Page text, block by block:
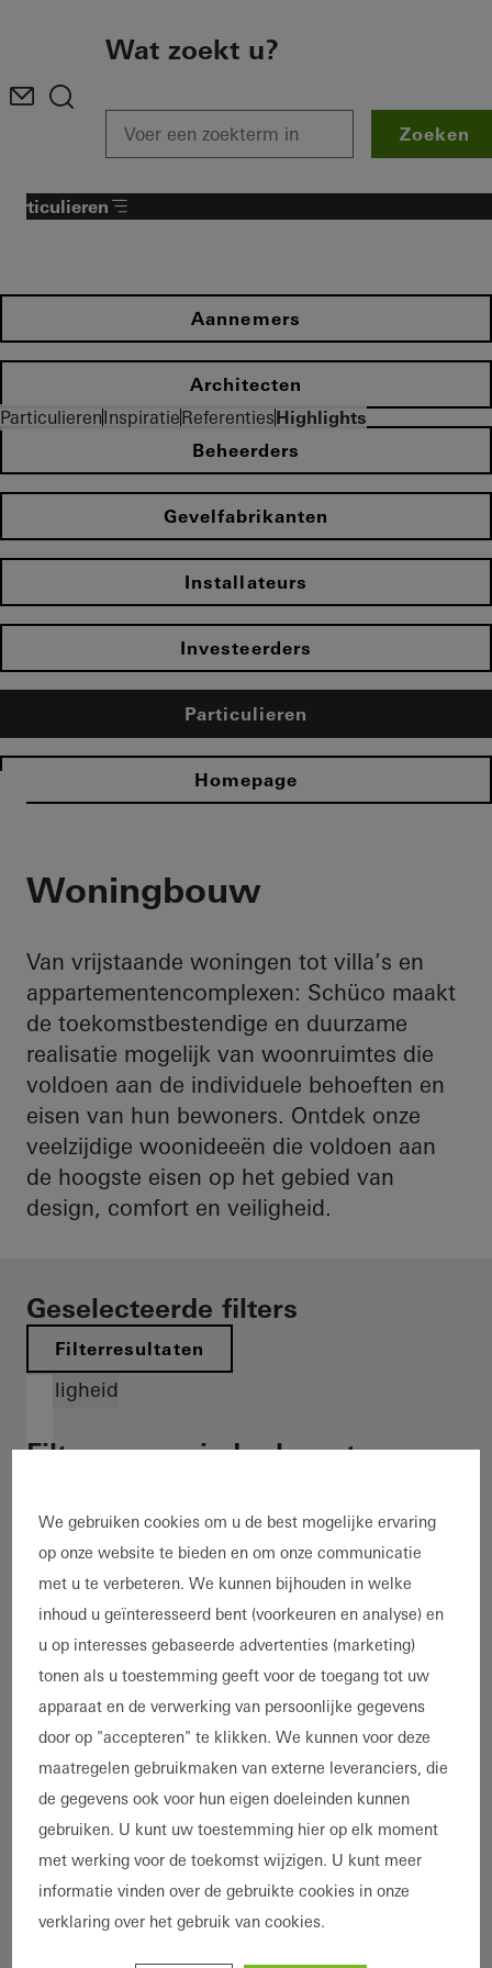
Wat zoekt u?
Zoeken
ParticulierenInspiratieReferentiesHighlights
Particulieren
Aannemers
Architecten
Beheerders
Gevelfabrikanten
Installateurs
Investeerders
Particulieren
Homepage
Woningbouw
Van vrijstaande woningen tot villa’s en
appartementencomplexen: Schüco maakt
de toekomstbestendige en duurzame
realisatie mogelijk van woonruimtes die
voldoen aan de individuele behoeften en
eisen van hun bewoners. Ontdek onze
veelzijdige woonideeën die voldoen aan
de hoogste eisen op het gebied van
design, comfort en veiligheid.
Geselecteerde filters
Filterresultaten
Veiligheid
Filter nu en vind relevante
2 Referenties
2 Referenties weergeven
Kenmerk
NieuwbouwEnergie-efficiëntiePassiefhuisLEED
WeerstandDesign en esthetiek
Gebouwtype
WoningAppartementencomplex
Wonen en levenMixed-use projecten
Product
RamenDeurenSchuifdeurenVliesgevels
We gebruiken cookies om u de best mogelijke ervaring
op onze website te bieden en om onze communicatie
met u te verbeteren. We kunnen bijhouden in welke
inhoud u geïnteresseerd bent (voorkeuren en analyse) en
u op interesses gebaseerde advertenties (marketing)
tonen als u toestemming geeft voor de toegang tot uw
apparaat en de verwerking van persoonlijke gegevens
door op "accepteren" te klikken. We kunnen voor deze
maatregelen gebruikmaken van externe leveranciers, die
de gegevens ook voor hun eigen doeleinden kunnen
gebruiken. U kunt uw toestemming hier op elk moment
met werking voor de toekomst wijzigen. U kunt meer
informatie vinden over de gebruikte cookies in onze
verklaring over het gebruik van cookies.